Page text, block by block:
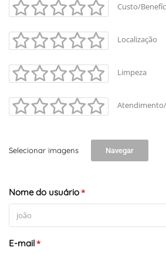
+-
Custo/
Localização
Limpeza
Selecionar imagens Navegar
Nome do usuário*
E-mail*